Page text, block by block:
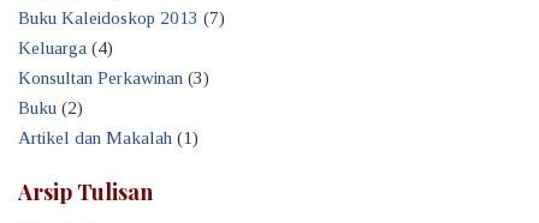
Buku Kaleidoskop 2013 (7)
Keluarga (4)
Konsultan Perkawinan (3)
Buku (2)
Artikel dan Makalah (1)
Arsip Tulisan